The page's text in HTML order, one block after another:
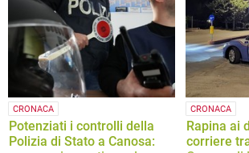
CRONACA
Potenziati i controlli della
Polizia di Stato a Canosa:
CRONACA
Rapina ai
corriere